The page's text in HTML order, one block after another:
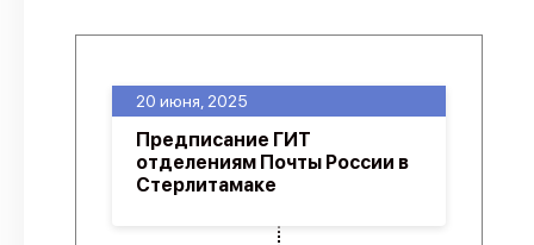
20 июня, 2025
Предписание ГИТ
отделениям Почты России в
Стерлитамаке